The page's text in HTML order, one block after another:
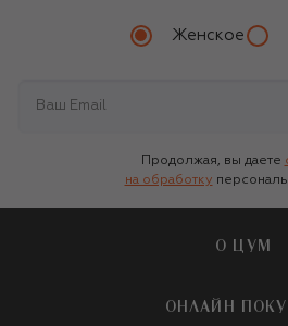
Женское
Продолжая, вы даете
на обработку
О ЦУМ
О магазине
ОНЛАЙН